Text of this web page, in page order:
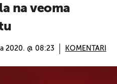
na veoma
2020. @ 08:23 KOMENTARI